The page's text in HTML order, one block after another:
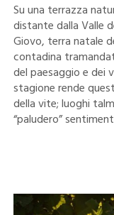
Su una terrazza
distante dalla Valle
Giovo, terra natale
contadina
del paesaggio e dei
stagione rende
della vite; luoghi
“paludero”